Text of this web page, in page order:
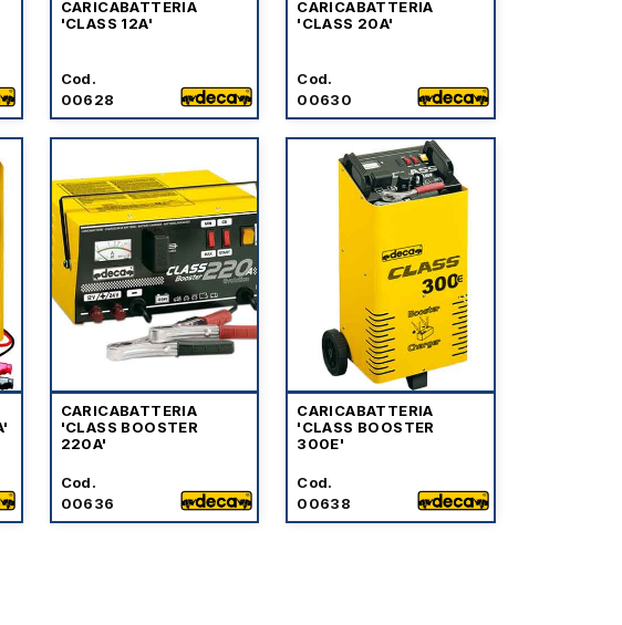
CARICABATTERIA
'CLASS 12A'
Cod.
00628
CARICABATTERIA
'CLASS 20A'
Cod.
00630
CARICABATTERIA
'CLASS BOOSTER
220A'
Cod.
00636
CARICABATTERIA
'CLASS BOOSTER
300E'
Cod.
00638